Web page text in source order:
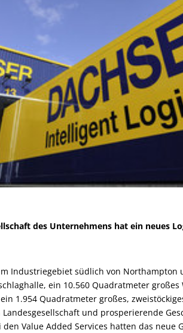
des Unternehmens hat ein neues
Industriegebiet südlich von Northampton
ein 10.560 Quadratmeter großes
1.954 Quadratmeter großes,
und prosperierende
Value Added Services hatten das neue